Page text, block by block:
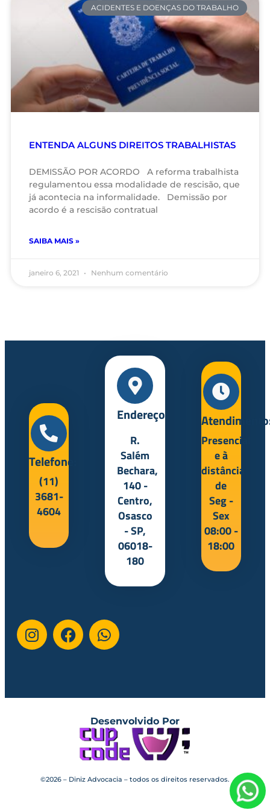
ACIDENTES E DOENÇAS DO TRABALHO
ENTENDA ALGUNS DIREITOS TRABALHISTAS
DEMISSÃO POR ACORDO A reforma trabalhista
regulamentou essa modalidade de rescisão, que
já acontecia na informalidade. Demissão por
acordo é a rescisão contratual
SAIBA MAIS »
janeiro 6, 2021 Nenhum comentário
Telefone:
(11)
3681-
4604
Endereço:
R.
Salém
Bechara,
140 -
Centro,
Osasco
- SP,
06018-
180
Presencial
e à
distância
de
Seg -
Sex
08:00 -
18:00
©2026 – Diniz Advocacia – todos os direitos reservados.
Desenvolvido Por